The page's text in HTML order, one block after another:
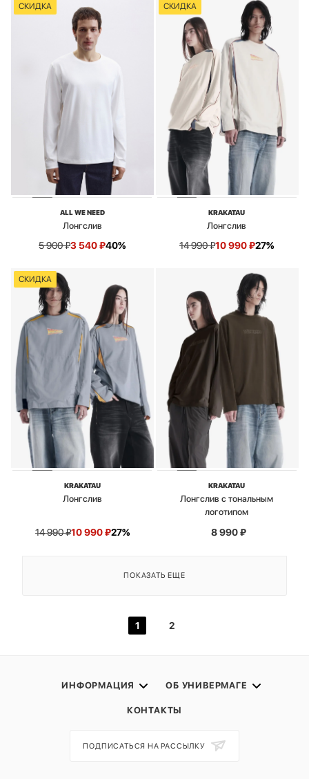
СКИДКА
ALL WE NEED
Лонгслив
5 900₽3 540₽40%
СКИДКА
KRAKATAU
Лонгслив
14 990₽10 990₽27%
СКИДКА
KRAKATAU
Лонгслив
14 990₽10 990₽27%
KRAKATAU
Лонгслив с тональным
логотипом
8 990₽
ПОКАЗАТЬ ЕЩЕ
1 2
ИНФОРМАЦИЯ ОБ УНИВЕРМАГЕ
КОНТАКТЫ
ПОДПИСАТЬСЯ НА РАССЫЛКУ